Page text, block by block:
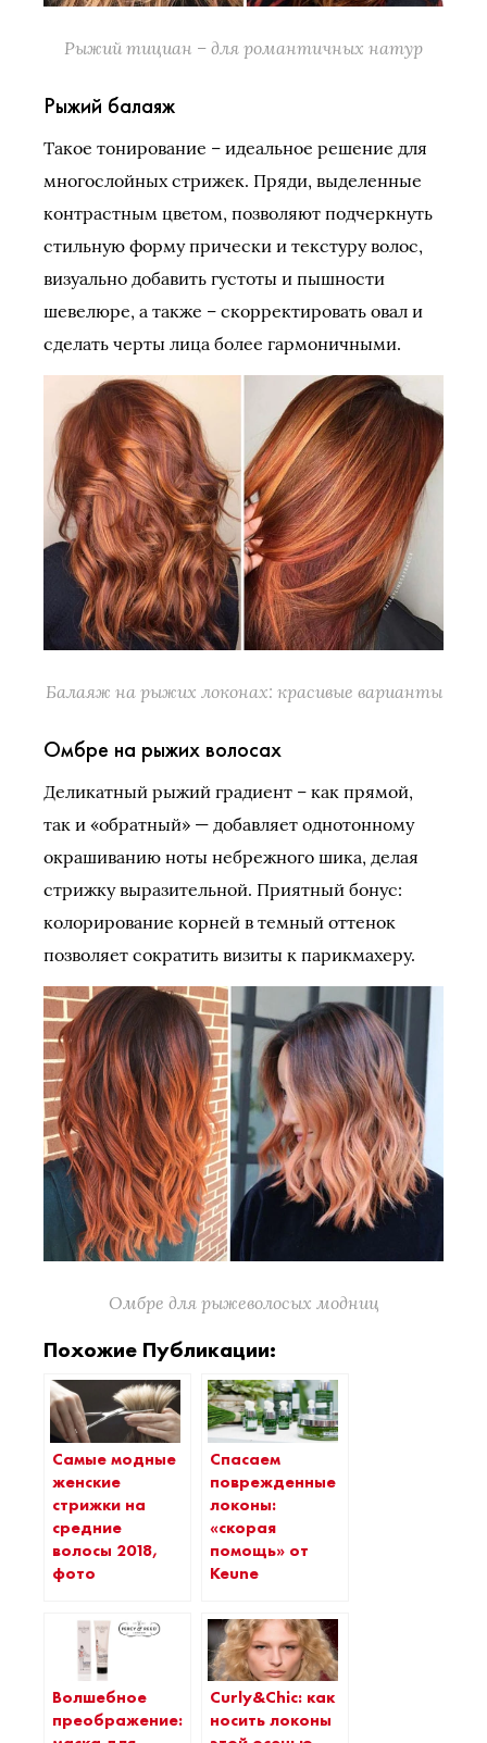
Рыжий тициан – для романтичных натур
Рыжий балаяж
Такое тонирование – идеальное решение для
многослойных стрижек. Пряди, выделенные
контрастным цветом, позволяют подчеркнуть
стильную форму прически и текстуру волос,
визуально добавить густоты и пышности
шевелюре, а также – скорректировать овал и
сделать черты лица более гармоничными.
Балаяж на рыжих локонах: красивые варианты
Омбре на рыжих волосах
Деликатный рыжий градиент – как прямой,
так и «обратный» — добавляет однотонному
окрашиванию ноты небрежного шика, делая
стрижку выразительной. Приятный бонус:
колорирование корней в темный оттенок
позволяет сократить визиты к парикмахеру.
Омбре для рыжеволосых модниц
Похожие Публикации:
Самые модные
женские
стрижки на
средние
волосы 2018,
фото
Спасаем
поврежденные
локоны:
«скорая
помощь» от
Keune
Волшебное
преображение:
Curly&Chic: как
носить локоны